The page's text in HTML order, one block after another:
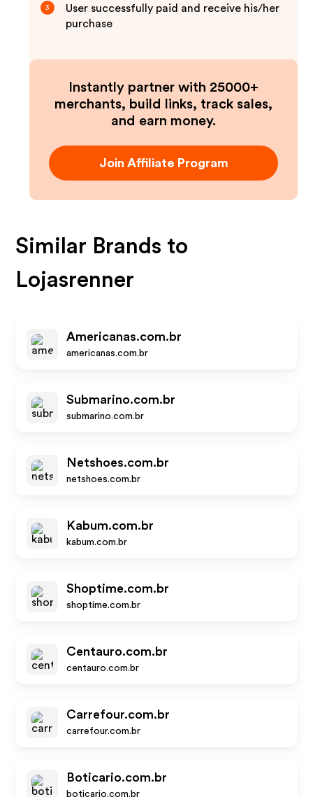
3
User successfully paid and receive his/her
purchase
Instantly partner with 25000+
merchants, build links, track sales,
and earn money.
Join Affiliate Program
Similar Brands to
Lojasrenner
Americanas.com.br
americanas.com.br
Submarino.com.br
submarino.com.br
Netshoes.com.br
netshoes.com.br
Kabum.com.br
kabum.com.br
Shoptime.com.br
shoptime.com.br
Centauro.com.br
centauro.com.br
Carrefour.com.br
carrefour.com.br
Boticario.com.br
boticario.com.br